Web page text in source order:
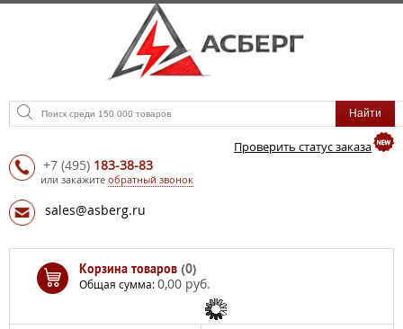
Проверить статус заказа
+7 (495) 183-38-83
или закажите обратный звонок
sales@asberg.ru
Корзина товаров (0)
Общая сумма:0,00 руб.